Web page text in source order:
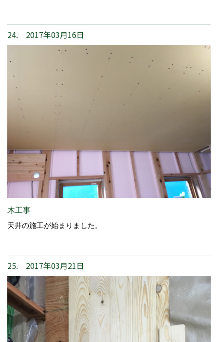
24. 2017年03月16日
木工事
天井の施工が始まりました。
25. 2017年03月21日